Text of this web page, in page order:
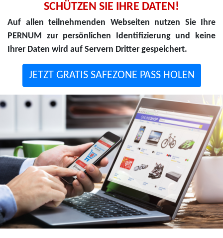
SCHÜTZEN SIE IHRE DATEN!
Auf allen teilnehmenden Webseiten nutzen Sie Ihre
PERNUM zur persönlichen Identifizierung und keine
Ihrer Daten wird auf Servern Dritter gespeichert.
JETZT GRATIS SAFEZONE PASS HOLEN